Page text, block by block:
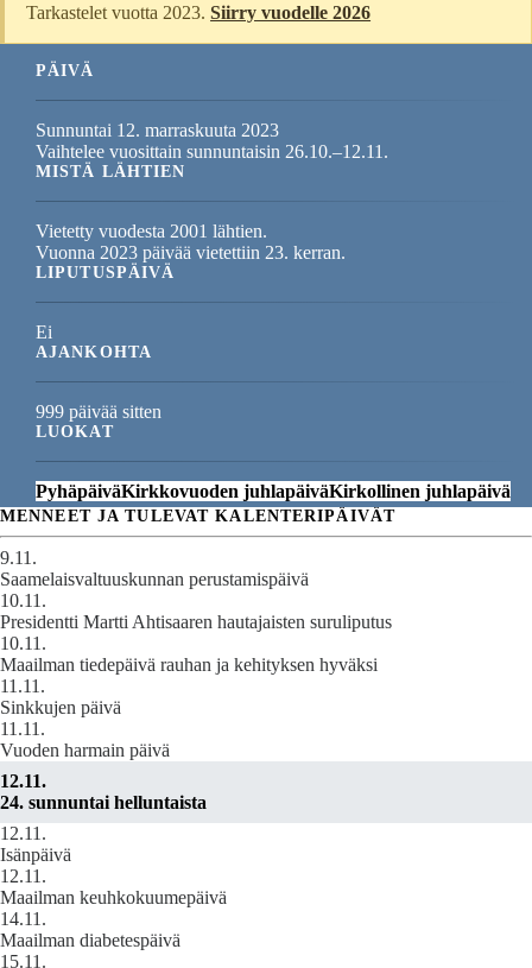
Tarkastelet vuotta 2023.Siirry vuodelle 2026
PÄIVÄ
Sunnuntai 12. marraskuuta 2023
Vaihtelee vuosittain sunnuntaisin 26.10.–12.11.
MISTÄ LÄHTIEN
Vietetty vuodesta 2001 lähtien.
Vuonna 2023 päivää vietettiin 23. kerran.
LIPUTUSPÄIVÄ
Ei
AJANKOHTA
999 päivää sitten
LUOKAT
PyhäpäiväKirkkovuoden juhlapäiväKirkollinen juhlapäivä
MENNEET JA TULEVAT KALENTERIPÄIVÄT
9.11.
Saamelaisvaltuuskunnan perustamispäivä
10.11.
Presidentti Martti Ahtisaaren hautajaisten suruliputus
10.11.
Maailman tiedepäivä rauhan ja kehityksen hyväksi
11.11.
Sinkkujen päivä
11.11.
Vuoden harmain päivä
12.11.
24. sunnuntai helluntaista
12.11.
Isänpäivä
12.11.
Maailman keuhkokuumepäivä
14.11.
Maailman diabetespäivä
15.11.